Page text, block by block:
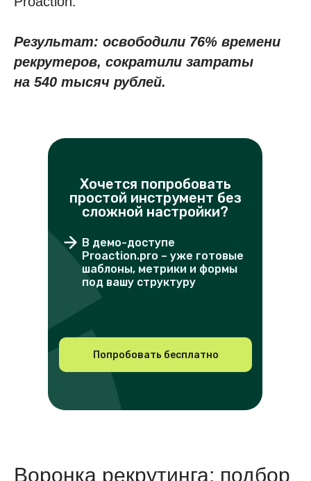
Результат: освободили 76% времени
рекрутеров, сократили затраты
на 540 тысяч рублей.
Хочется попробовать
простой инструмент без
сложной настройки?
Попробовать бесплатно
В демо-доступе
Proaction.pro – уже готовые
шаблоны, метрики и формы
под вашу структуру
Воронка рекрутинга: подбор